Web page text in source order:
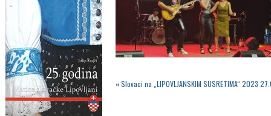
«Slovaci na „LIPOVLJANSKIM SUSRETIMA“ 2023